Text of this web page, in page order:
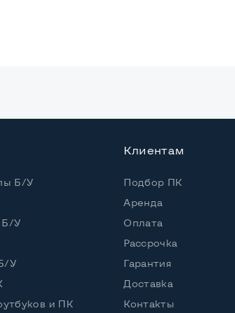
4 потока
(1,50 - 3,30 GHz)
Б/У
Б/У
У
и ПК
Клиентам
Подбор ПК
Аренда
Оплата
Рассрочка
Гарантия
Доставка
Контакты